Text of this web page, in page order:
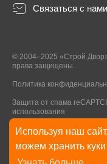
Используя наш
можем хранить
Связаться с нами
© 2004–2025 «Строй
права защищены.
Политика
Защита от спама
использования
* Указанные на Сайте
характеристики могут